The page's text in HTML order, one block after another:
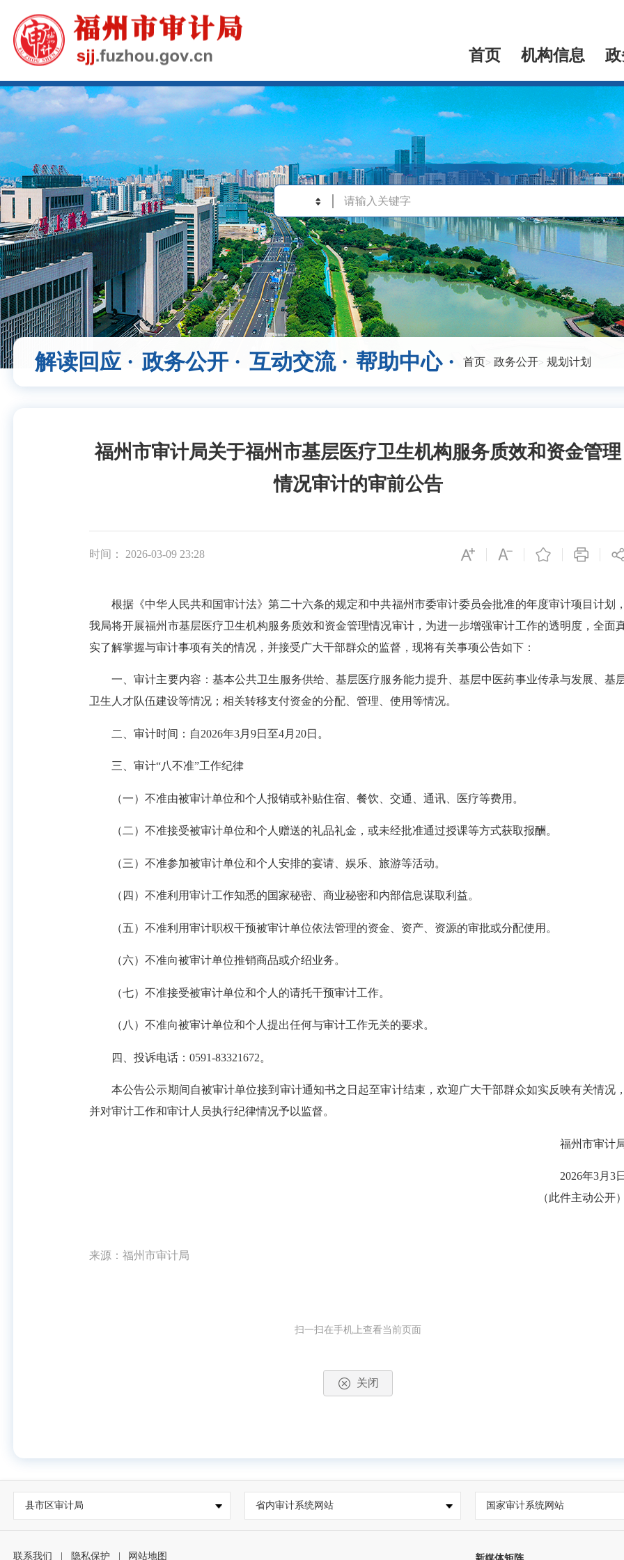
首页 机构信息
解读回应 · 政务公开 · 互动交流 · 帮助中心 · 首页 政务公开 规划计划
福州市审计局关于福州市基层医疗卫生机构服务质效和资金管理
情况审计的审前公告
时间： 2026-03-09 23:28
根据《中华人民共和国审计法》第二十六条的规定和中共福州市委审计委员会批准的年度审计项目计划
我局将开展福州市基层医疗卫生机构服务质效和资金管理情况审计，为进一步增强审计工作的透明度，全面
实了解掌握与审计事项有关的情况，并接受广大干部群众的监督，现将有关事项公告如下：
一、审计主要内容：基本公共卫生服务供给、基层医疗服务能力提升、基层中医药事业传承与发展、基
卫生人才队伍建设等情况；相关转移支付资金的分配、管理、使用等情况。
二、审计时间：自2026年3月9日至4月20日。
三、审计“八不准”工作纪律
（一）不准由被审计单位和个人报销或补贴住宿、餐饮、交通、通讯、医疗等费用。
（二）不准接受被审计单位和个人赠送的礼品礼金，或未经批准通过授课等方式获取报酬。
（三）不准参加被审计单位和个人安排的宴请、娱乐、旅游等活动。
（四）不准利用审计工作知悉的国家秘密、商业秘密和内部信息谋取利益。
（五）不准利用审计职权干预被审计单位依法管理的资金、资产、资源的审批或分配使用。
（六）不准向被审计单位推销商品或介绍业务。
（七）不准接受被审计单位和个人的请托干预审计工作。
（八）不准向被审计单位和个人提出任何与审计工作无关的要求。
四、投诉电话：0591-83321672。
本公告公示期间自被审计单位接到审计通知书之日起至审计结束，欢迎广大干部群众如实反映有关情况
并对审计工作和审计人员执行纪律情况予以监督。
福州市审计
2026年3月3
（此件主动公开
来源：福州市审计局
扫一扫在手机上查看当前页面
关闭
县市区审计局 省内审计系统网站 国家审计系统网站
联系我们 | 隐私保护 | 网站地图